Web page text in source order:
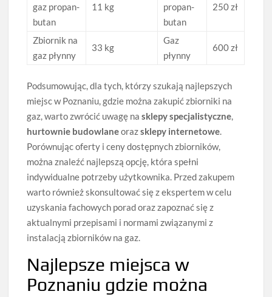
gaz propan-
butan
11 kg
propan-
butan
250 zł
Zbiornik na
gaz płynny
33 kg
Gaz
płynny
600 zł
Podsumowując, dla tych, którzy szukają najlepszych
miejsc w Poznaniu, gdzie można zakupić zbiorniki na
gaz, warto zwrócić uwagę nasklepy specjalistyczne,
hurtownie budowlaneorazsklepy internetowe.
Porównując oferty i ceny dostępnych zbiorników,
można znaleźć najlepszą opcję, która spełni
indywidualne potrzeby użytkownika. Przed zakupem
warto również skonsultować się z ekspertem w celu
uzyskania fachowych porad oraz zapoznać się z
aktualnymi przepisami i normami związanymi z
instalacją zbiorników na gaz.
Najlepsze miejsca w
Poznaniu gdzie można